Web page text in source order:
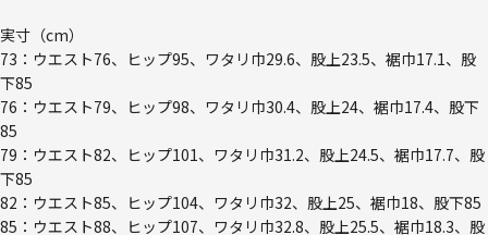
実寸（cm）
73：ウエスト76、ヒップ95、ワタリ巾29.6、股上23.5、裾巾17.1、股
下85
76：ウエスト79、ヒップ98、ワタリ巾30.4、股上24、裾巾17.4、股下
85
79：ウエスト82、ヒップ101、ワタリ巾31.2、股上24.5、裾巾17.7、股
下85
82：ウエスト85、ヒップ104、ワタリ巾32、股上25、裾巾18、股下85
85：ウエスト88、ヒップ107、ワタリ巾32.8、股上25.5、裾巾18.3、股